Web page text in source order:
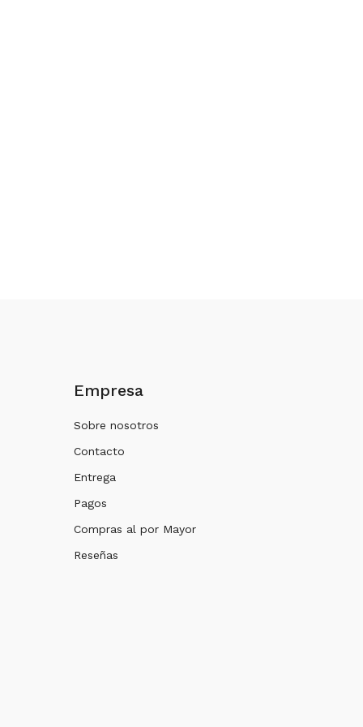
Empresa
Sobre nosotros
Contacto
Entrega
Pagos
Compras al por Mayor
Reseñas